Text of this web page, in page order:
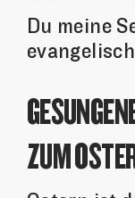
Du meine
ZUM